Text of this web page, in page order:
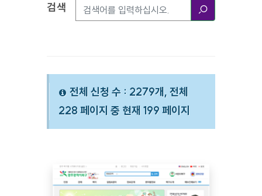
검색옵션
검색
전체 신청 수 : 2279개, 전체
228 페이지 중 현재 199 페이지